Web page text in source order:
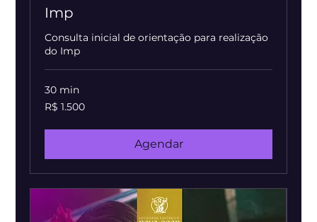
Imp
Consulta inicial de orientação para realização
do Imp
30 min
1.500
Reais
R$ 1.500
Agendar